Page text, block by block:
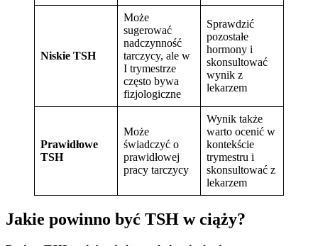
Niskie TSH
Może
sugerować
nadczynność
tarczycy, ale w
I trymestrze
często bywa
fizjologiczne
Sprawdzić
pozostałe
hormony i
skonsultować
wynik z
lekarzem
Prawidłowe
TSH
Może
świadczyć o
prawidłowej
pracy tarczycy
Wynik także
warto ocenić w
kontekście
trymestru i
skonsultować z
lekarzem
Jakie powinno być TSH w ciąży?